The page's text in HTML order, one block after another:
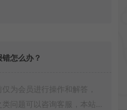
怎么办？
为会员进行操作和解答，
问题可以咨询客服，本站